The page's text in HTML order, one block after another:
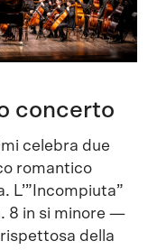
concerto
celebra due
romantico
L’”Incompiuta”
8 in si minore —
della